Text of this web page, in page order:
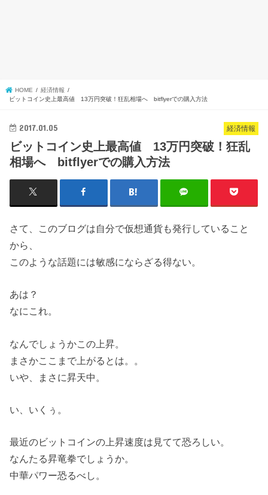
HOME
経済情報
ビットコイン史上最高値 13万円突破！狂乱相場へ bitflyerでの購入方法
経済情報
2017.01.05
ビットコイン史上最高値 13万円突破！狂乱
相場へ bitflyerでの購入方法
さて、このブログは自分で仮想通貨も発行していること
から、
このような話題には敏感にならざる得ない。
あは？
なにこれ。
なんでしょうかこの上昇。
まさかここまで上がるとは。。
いや、まさに昇天中。
い、いくぅ。
最近のビットコインの上昇速度は見てて恐ろしい。
なんたる昇竜拳でしょうか。
中華パワー恐るべし。